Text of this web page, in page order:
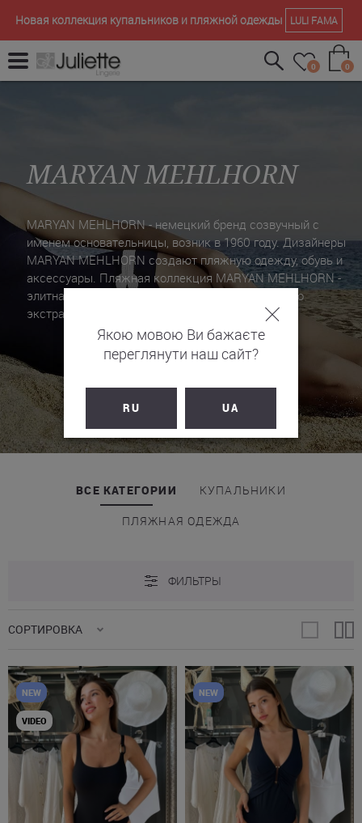
Новая коллекция купальников и пляжной одежды LULI FAMA
0 0
MARYAN MEHLHORN
MARYAN MEHLHORN - немецкий бренд созвучный с
именем основательницы, возник в 1960 году. Дизайнеры
MARYAN MEHLHORN создают пляжную одежду, обувь и
аксессуары. Пляжная коллекция MARYAN MEHLHORN -
элитная серия для изысканных, но одновременно
экстравагантных женщин.
ВСЕ КАТЕГОРИИ
КУПАЛЬНИКИ
ПЛЯЖНАЯ ОДЕЖДА
ФИЛЬТРЫ
СОРТИРОВКА
NEW
VIDEO
NEW
Якою мовою Ви бажаєте
переглянути наш сайт?
RU UA